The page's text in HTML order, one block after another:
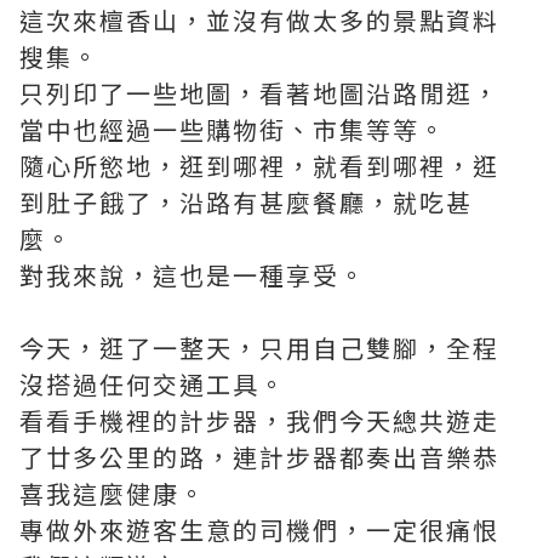
這次來檀香山，並沒有做太多的景點資料
搜集。
只列印了一些地圖，看著地圖沿路閒逛，
當中也經過一些購物街、市集等等。
隨心所慾地，逛到哪裡，就看到哪裡，逛
到肚子餓了，沿路有甚麼餐廳，就吃甚
麼。
對我來說，這也是一種享受。
今天，逛了一整天，只用自己雙腳，全程
沒搭過任何交通工具。
看看手機裡的計步器，我們今天總共遊走
了廿多公里的路，連計步器都奏出音樂恭
喜我這麼健康。
專做外來遊客生意的司機們，一定很痛恨